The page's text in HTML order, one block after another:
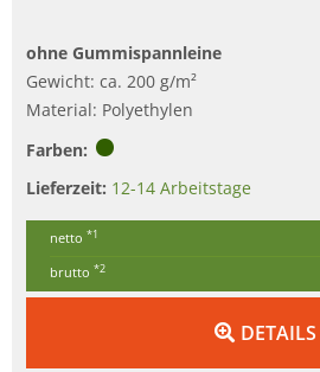
ohne Gummispannleine
Gewicht: ca. 200 g/m²
Material: Polyethylen
Farben:
Lieferzeit: 12-14 Arbeitstage
netto *1
brutto *2
DETAILS